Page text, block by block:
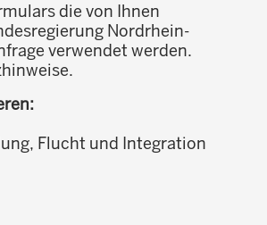
die von Ihnen
Nordrhein-
verwendet werden.
Flucht und Integration